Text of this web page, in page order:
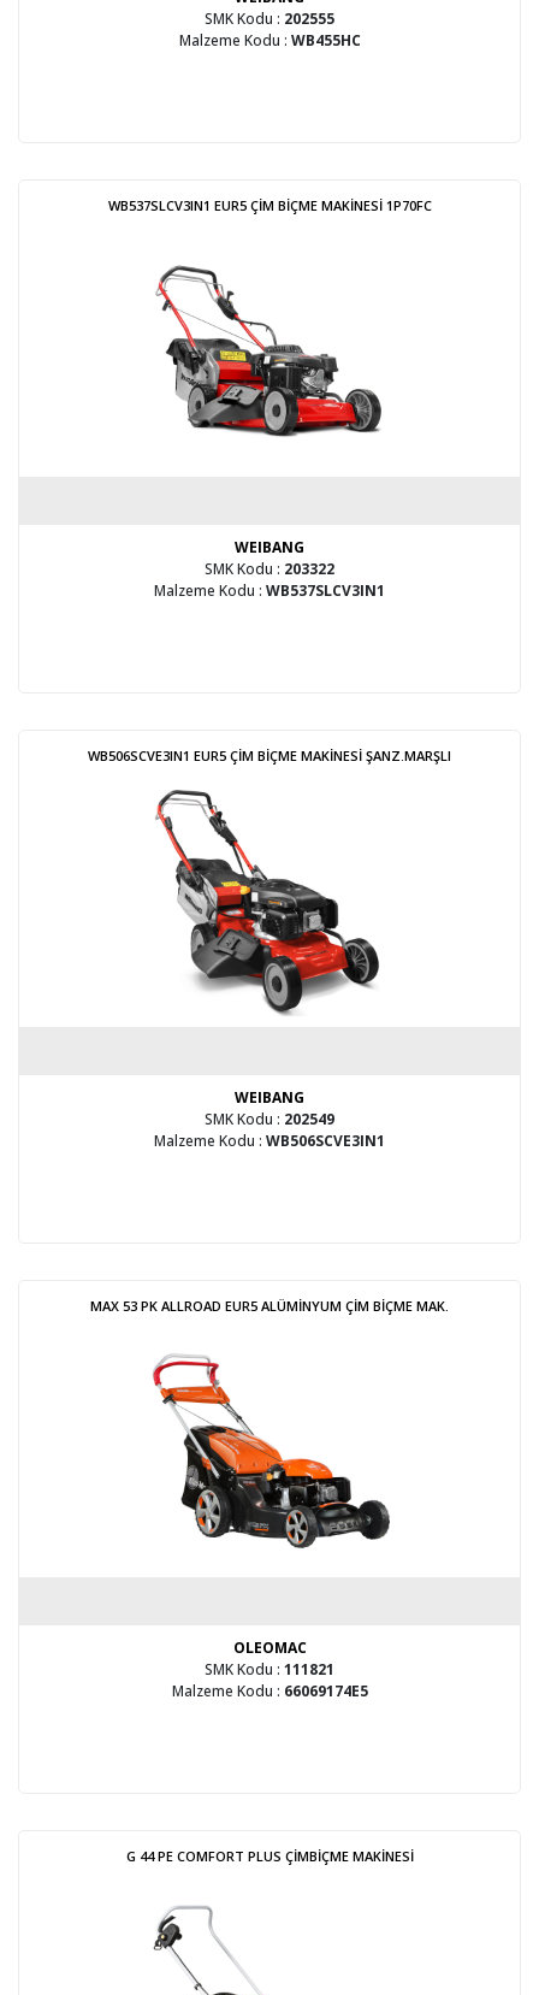
SMK Kodu : 202555
Malzeme Kodu : WB455HC
WB537SLCV3IN1 EUR5 ÇİM BİÇME MAKİNESİ 1P70FC
WEIBANG
SMK Kodu : 203322
Malzeme Kodu : WB537SLCV3IN1
WB506SCVE3IN1 EUR5 ÇİM BİÇME MAKİNESİ ŞANZ.MARŞLI
WEIBANG
SMK Kodu : 202549
Malzeme Kodu : WB506SCVE3IN1
MAX 53 PK ALLROAD EUR5 ALÜMİNYUM ÇİM BİÇME MAK.
OLEOMAC
SMK Kodu : 111821
Malzeme Kodu : 66069174E5
G 44 PE COMFORT PLUS ÇİMBİÇME MAKİNESİ